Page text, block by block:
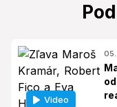
Video